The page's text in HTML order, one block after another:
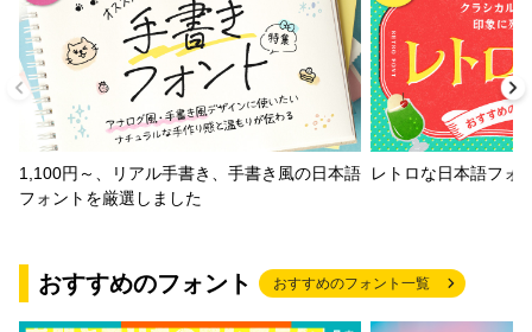
1,100円～、リアル手書き、手書き風の日本語
フォントを厳選しました
レトロな日本語フォ
おすすめのフォント おすすめのフォント一覧